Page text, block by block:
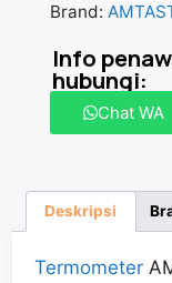
Brand:
Info
hubungi:
Chat WA
Deskripsi
Termometer